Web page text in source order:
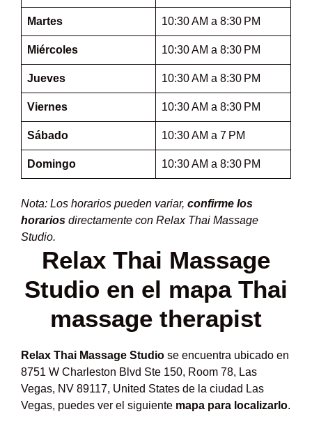
Martes 10:30 AM a 8:30 PM
Miércoles 10:30 AM a 8:30 PM
Jueves 10:30 AM a 8:30 PM
Viernes 10:30 AM a 8:30 PM
Sábado 10:30 AM a 7 PM
Domingo 10:30 AM a 8:30 PM
Nota: Los horarios pueden variar, confirme los
horarios directamente con Relax Thai Massage
Studio.
Relax Thai Massage
Studio en el mapa Thai
massage therapist
Relax Thai Massage Studio se encuentra ubicado en
8751 W Charleston Blvd Ste 150, Room 78, Las
Vegas, NV 89117, United States de la ciudad Las
Vegas, puedes ver el siguiente mapa para localizarlo.